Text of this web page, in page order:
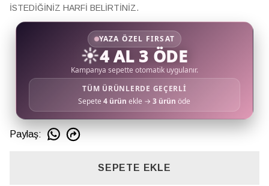
İSTEDİĞİNİZ HARFİ BELİRTİNİZ.
YAZA ÖZEL FIRSAT
☀️4 AL 3 ÖDE
Kampanya sepette otomatik uygulanır.
TÜM ÜRÜNLERDE GEÇERLİ
Sepete4 ürün ekle →3 ürün öde
Paylaş:
SEPETE EKLE